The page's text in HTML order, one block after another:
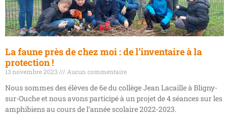
La faune près de chez moi : de l’inventaire à la
protection !
13 novembre 2023 Aucun commentaire
Nous sommes des élèves de 6e du collège Jean Lacaille à Bligny-
sur-Ouche et nous avons participé à un projet de 4 séances sur les
amphibiens au cours de l’année scolaire 2022-2023.